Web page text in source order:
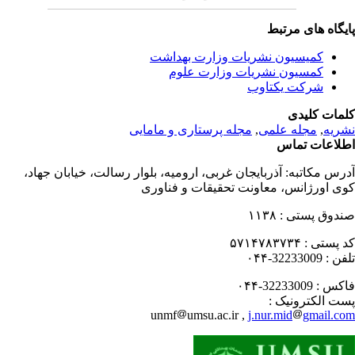
های مرتبط
کمیسیون نشریات وزارت بهداشت
کمسیون نشریات وزارت علوم
شرکت یکتاوب
کلیدی
,مجله علمی, مجله پرستاری و مامایی
تماس
مکاتبه:آذربایجان غربی، ارومیه، بلوار رسالت، خیابان جهاد،
اورژانس، معاونت تحقیقات و فناوری
پستی : ۱۱۳۸
پستی : ۵۷۱۴۷۸۳۷۳۴
: 32233009-۰۴۴
: 32233009-۰۴۴
الکترونیک :
unmf
umsu.ac.ir ,j.nur.mid